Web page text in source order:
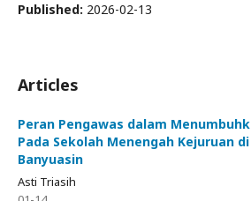
Published: 2026-02-13
Articles
Peran Pengawas dalam
Pada Sekolah Menengah Kejuruan
Banyuasin
Asti Triasih